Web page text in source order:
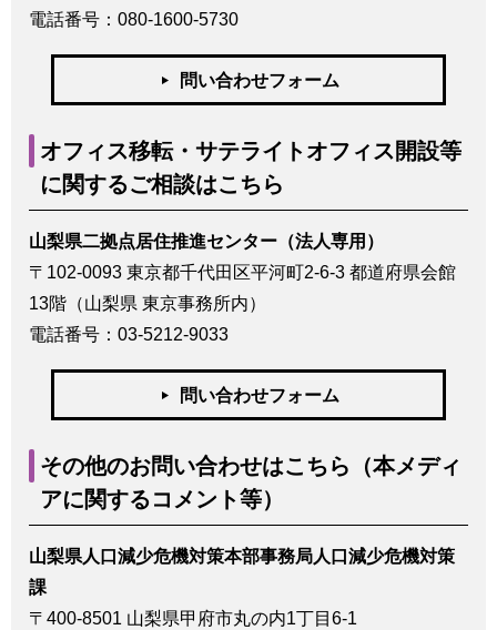
電話番号：080-1600-5730
問い合わせフォーム
オフィス移転・サテライトオフィス開設等
に関するご相談はこちら
山梨県二拠点居住推進センター（法人専用）
〒102-0093 東京都千代田区平河町2-6-3 都道府県会館
13階（山梨県 東京事務所内）
電話番号：03-5212-9033
問い合わせフォーム
その他のお問い合わせはこちら（本メディ
アに関するコメント等）
山梨県人口減少危機対策本部事務局人口減少危機対策
課
〒400-8501 山梨県甲府市丸の内1丁目6-1